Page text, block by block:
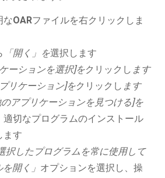
なOARファイルを右クリックしま
「開く」を選択します
ーションを選択]をクリックし ます
リケーション]をクリックし ます
のアプリケーションを見つける]を
適切なプログラムのインストール
ます
択したプログラムを常に使用して
開く」 オプションを選択し、操